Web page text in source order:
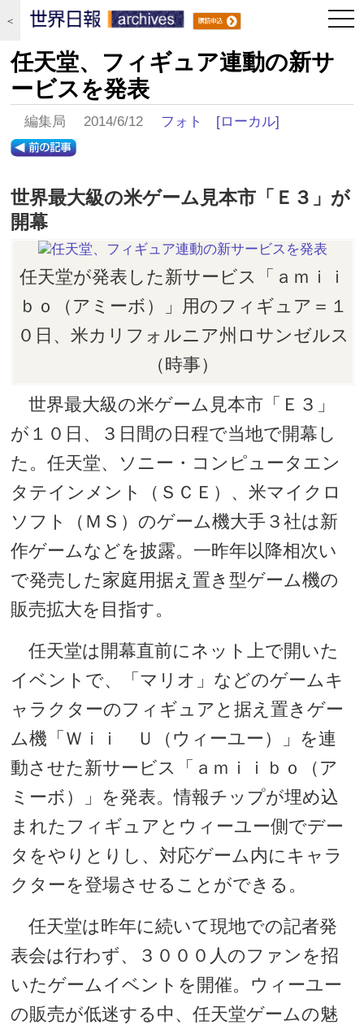
＜
任天堂、フィギュア連動の新サ
ービスを発表
編集局 2014/6/12 フォト [ローカル]
世界最大級の米ゲーム見本市「Ｅ３」が
開幕
任天堂が発表した新サービス「ａｍｉｉ
ｂｏ（アミーボ）」用のフィギュア＝１
０日、米カリフォルニア州ロサンゼルス
（時事）
世界最大級の米ゲーム見本市「Ｅ３」
が１０日、３日間の日程で当地で開幕し
た。任天堂、ソニー・コンピュータエン
タテインメント（ＳＣＥ）、米マイクロ
ソフト（ＭＳ）のゲーム機大手３社は新
作ゲームなどを披露。一昨年以降相次い
で発売した家庭用据え置き型ゲーム機の
販売拡大を目指す。
任天堂は開幕直前にネット上で開いた
イベントで、「マリオ」などのゲームキ
ャラクターのフィギュアと据え置きゲー
ム機「Ｗｉｉ Ｕ（ウィーユー）」を連
動させた新サービス「ａｍｉｉｂｏ（ア
ミーボ）」を発表。情報チップが埋め込
まれたフィギュアとウィーユー側でデー
タをやりとりし、対応ゲーム内にキャラ
クターを登場させることができる。
任天堂は昨年に続いて現地での記者発
表会は行わず、３０００人のファンを招
いたゲームイベントを開催。ウィーユー
の販売が低迷する中、任天堂ゲームの魅